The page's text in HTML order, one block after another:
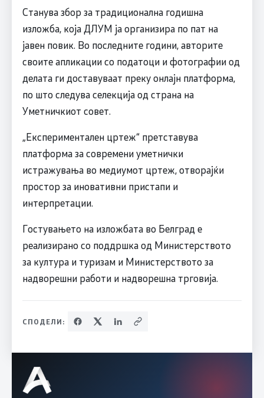
Станува збор за традиционална годишна
изложба, која ДЛУМ ја организира по пат на
јавен повик. Во последните години, авторите
своите апликации со податоци и фотографии од
делата ги доставуваат преку онлајн платформа,
по што следува селекција од страна на
Уметничкиот совет.
„Експериментален цртеж“ претставува
платформа за современи уметнички
истражувања во медиумот цртеж, отворајќи
простор за иновативни пристапи и
интерпретации.
Гостувањето на изложбата во Белград е
реализирано со поддршка од Министерството
за култура и туризам и Министерството за
надворешни работи и надворешна трговија.
СПОДЕЛИ: